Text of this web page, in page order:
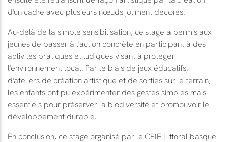
d'un cadre avec plusieurs nœuds joliment décorés.
Au-delà de la simple sensibilisation, ce stage a permis aux
jeunes de passer à l'action concrète en participant à des
activités pratiques et ludiques visant à protéger
l'environnement local. Par le biais de jeux éducatifs,
d'ateliers de création artistique et de sorties sur le terrain,
les enfants ont pu expérimenter des gestes simples mais
essentiels pour préserver la biodiversité et promouvoir le
développement durable.
En conclusion, ce stage organisé par le CPIE Littoral basque